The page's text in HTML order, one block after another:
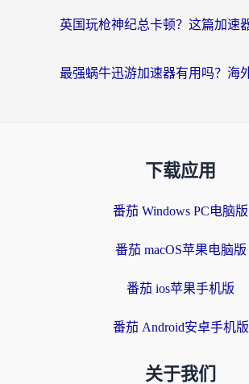
下载应用
番茄 Windows PC电脑版
番茄 macOS苹果电脑版
番茄 ios苹果手机版
番茄 Android安卓手机版
关于我们